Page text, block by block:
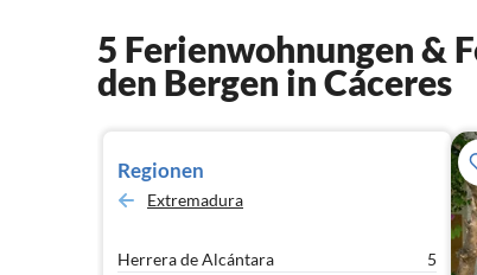
5 Ferienwohnungen &
den Bergen in Cáceres
Regionen
Extremadura
Herrera de Alcántara 5